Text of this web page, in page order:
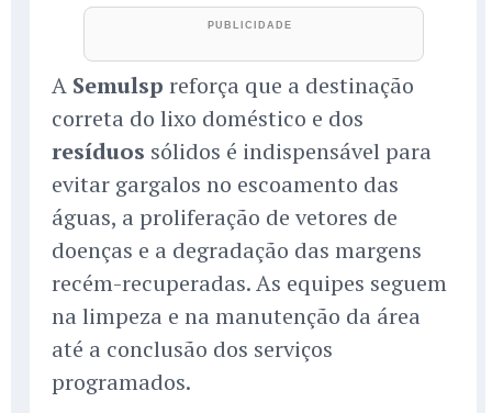
A Semulsp reforça que a destinação
correta do lixo doméstico e dos
resíduos sólidos é indispensável para
evitar gargalos no escoamento das
águas, a proliferação de vetores de
doenças e a degradação das margens
recém-recuperadas. As equipes seguem
na limpeza e na manutenção da área
até a conclusão dos serviços
programados.